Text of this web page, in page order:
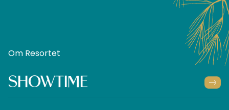
Om Resortet
SHOWTIME